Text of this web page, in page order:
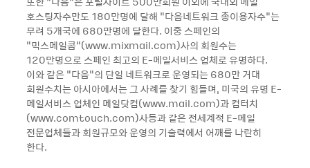
호스팅자수만도 180만명에 달해 “다음네트워크 총이용자수“는
무려 5개국에 680만명에 달한다. 이중 스페인의
“믹스메일콤“(www.mixmail.com)사의 회원수는
120만명으로 스페인 최고의 E-메일서비스 업체로 유명하다.
이와 같은 “다음“의 단일 네트워크로 운영되는 680만 거대
회원수치는 아시아에서는 그 사례를 찾기 힘들며, 미국의 유명 E-
메일서비스 업체인 메일닷컴(www.mail.com)과 컴터치
(www.comtouch.com)사등과 같은 전세계적 E-메일
전문업체들과 회원규모와 운영의 기술력에서 어깨를 나란히
한다.